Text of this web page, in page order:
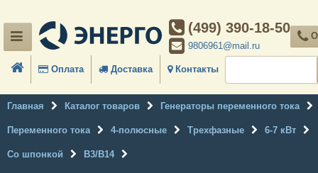
(499) 390-18-50
9806961@mail.ru
Оплата Доставка Контакты
Главная Каталог товаров Генераторы переменного тока
Переменного тока 4-полюсные Трехфазные 6-7 кВт
Со шпонкой B3/B14